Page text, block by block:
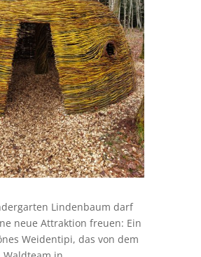
Lindenbaum darf
neue Attraktion freuen: Ein
Weidentipi, das von dem